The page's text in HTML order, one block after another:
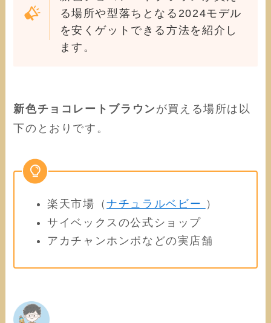
る場所や型落ちとなる2024モデル
を安くゲットできる方法を紹介し
ます。
新色チョコレートブラウン が買える場所は以
下のとおりです。
楽天市場（ナチュラルベビー ）
サイベックスの公式ショップ
アカチャンホンポなどの実店舗